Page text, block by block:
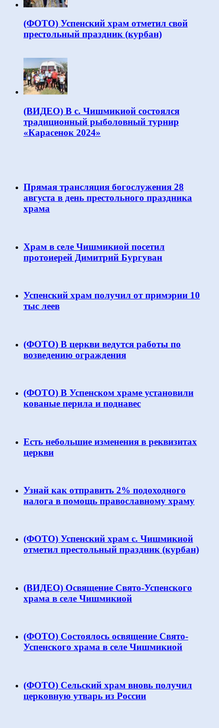
(ФОТО) Успенский храм отметил свой
престольный праздник (курбан)
(ВИДЕО) В с. Чишмикиой состоялся
традиционный рыболовный турнир
«Карасенок 2024»
Прямая трансляция богослужения 28
августа в день престольного праздника
храма
Храм в селе Чишмикиой посетил
протоиерей Димитрий Бургуван
Успенский храм получил от примэрии 10
тыс леев
(ФОТО) В церкви ведутся работы по
возведению ограждения
(ФОТО) В Успенском храме установили
кованые перила и поднавес
Есть небольшие изменения в реквизитах
церкви
Узнай как отправить 2% подоходного
налога в помощь православному храму
(ФОТО) Успенский храм с. Чишмикиой
отметил престольный праздник (курбан)
(ВИДЕО) Освящение Свято-Успенского
храма в селе Чишмикиой
(ФОТО) Состоялось освящение Свято-
Успенского храма в селе Чишмикиой
(ФОТО) Сельский храм вновь получил
церковную утварь из России